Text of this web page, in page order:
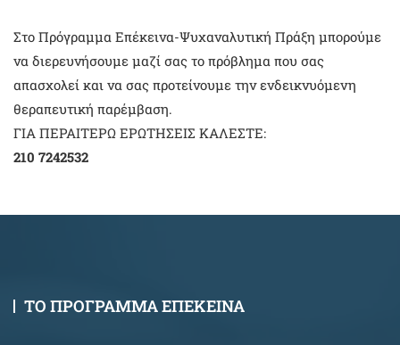
Στο Πρόγραμμα Επέκεινα-Ψυχαναλυτική Πράξη μπορούμε
να διερευνήσουμε μαζί σας το πρόβλημα που σας
απασχολεί και να σας προτείνουμε την ενδεικνυόμενη
θεραπευτική παρέμβαση.
ΓΙΑ ΠΕΡΑΙΤΕΡΩ ΕΡΩΤΗΣΕΙΣ ΚΑΛΕΣΤΕ:
210 7242532
ΤΟ ΠΡΟΓΡΑΜΜΑ ΕΠΕΚΕΙΝΑ